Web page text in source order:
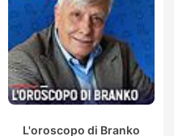
L'oroscopo di Branko